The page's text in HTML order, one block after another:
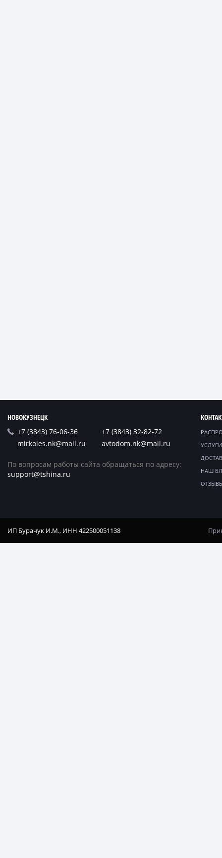
НОВОКУЗНЕЦК
+7 (3843) 76-06-36
+7 (3843) 32-82-72
mirkoles.nk@mail.ru
avtodom.nk@mail.ru
По вопросам работы сайта обращаться по адресу:
support@tshina.ru
НАШ
ИП Бурачук И.М., ИНН 422500051138